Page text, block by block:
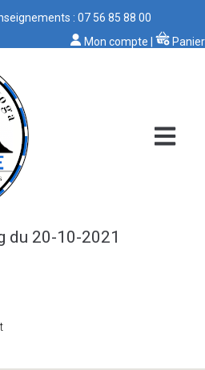
: 07 56 85 88 00
Mon compte
Panier
du 20-10-2021